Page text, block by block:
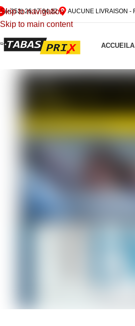
Skip to navigation
Skip to main content
(+352) 26 17 64 22 AUCUNE LIVRAISON -
ACCUEIL